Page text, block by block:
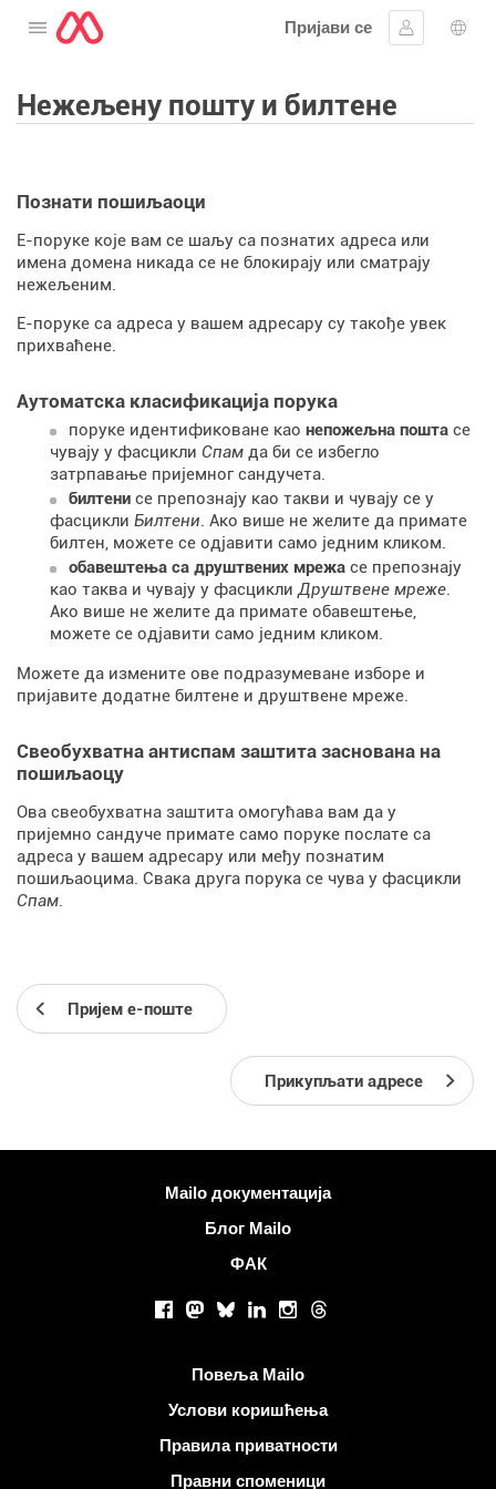
Отворите мени
Пријави се
Пријавите
Нежељену пошту и билтене
Познати пошиљаоци
Е-поруке које вам се шаљу са познатих адреса или
имена домена никада се не блокирају или сматрају
нежељеним.
Е-поруке са адреса у вашем адресару су такође увек
прихваћене.
Аутоматска класификација порука
поруке идентификоване као непожељна пошта се
чувају у фасцикли Спам да би се избегло
затрпавање пријемног сандучета.
билтени се препознају као такви и чувају се у
фасцикли Билтени. Ако више не желите да примате
билтен, можете се одјавити само једним кликом.
обавештења са друштвених мрежа се препознају
као таква и чувају у фасцикли Друштвене мреже.
Ако више не желите да примате обавештење,
можете се одјавити само једним кликом.
Можете да измените ове подразумеване изборе и
пријавите додатне билтене и друштвене мреже.
Свеобухватна антиспам заштита заснована на
пошиљаоцу
Ова свеобухватна заштита омогућава вам да у
пријемно сандуче примате само поруке послате са
адреса у вашем адресару или међу познатим
пошиљаоцима. Свака друга порука се чува у фасцикли
Спам.
Пријем е-поште
Прикупљати адресе
Више информацијаMailo документација
Блог Mailo
ФАК
Facebook
Mastodon
BlueskyLinkedInInstagram
Threads
Повеља Mailo
Услови коришћења
Правила приватности
Правни споменици